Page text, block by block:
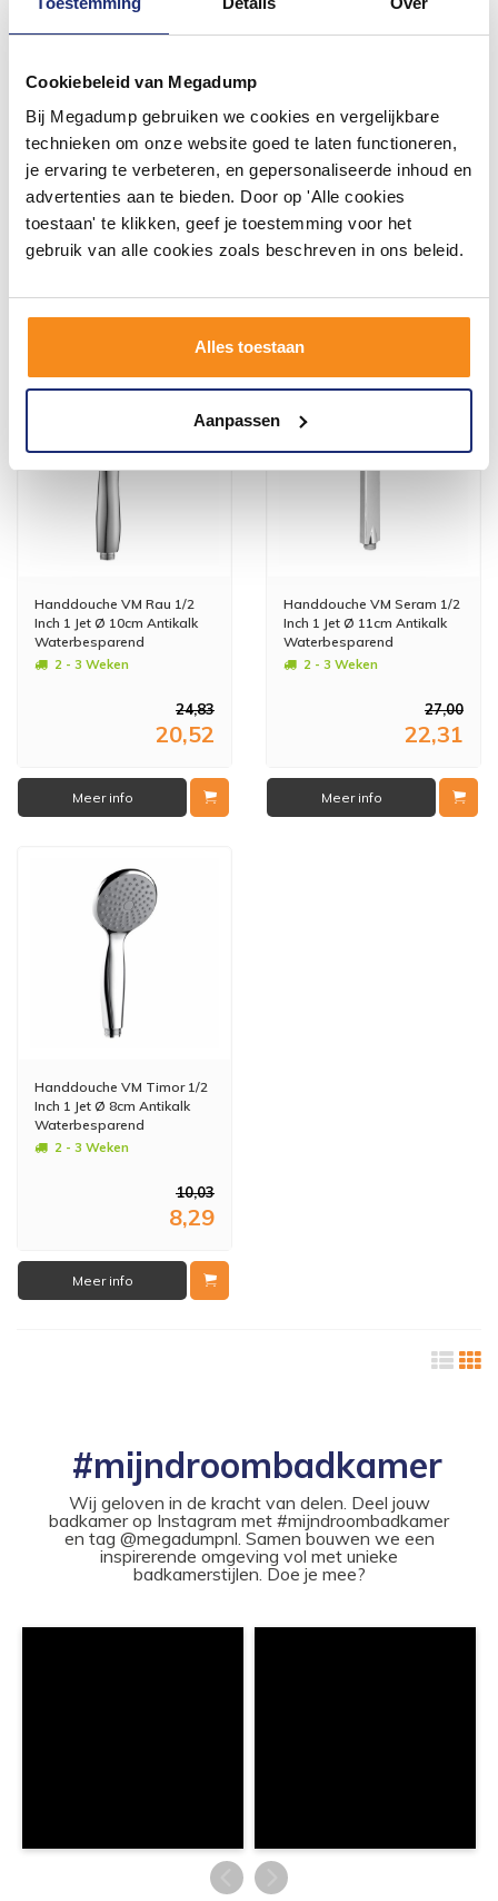
Cookiebeleid van Megadump
Bij Megadump gebruiken we cookies en vergelijkbare
technieken om onze website goed te laten functioneren,
je ervaring te verbeteren, en gepersonaliseerde inhoud en
advertenties aan te bieden. Door op 'Alle cookies
toestaan' te klikken, geef je toestemming voor het
gebruik van alle cookies zoals beschreven in ons beleid.
Alles toestaan
Aanpassen
Hoofddouche VM Biak 1/2
Inch 1 Stand Ø 23cm
Wit/Chroom
2 - 3 Weken
33,64
27,80
Meer info
Handdouche VM Kepa 1/2
Inch 5 Standen Ø 12cm
2 - 3 Weken
30,31
Meer info
Handdouche VM Rau 1/2
Inch 1 Jet Ø 10cm Antikalk
Waterbesparend
2 - 3 Weken
24,83
20,52
Meer info
Handdouche VM Seram 1/2
Inch 1 Jet Ø 11cm Antikalk
Waterbesparend
2 - 3 Weken
27,00
22,31
Meer info
Handdouche VM Timor 1/2
Inch 1 Jet Ø 8cm Antikalk
Waterbesparend
2 - 3 Weken
10,03
8,29
Meer info
#mijndroombadkamer
Wij geloven in de kracht van delen. Deel jouw
badkamer op Instagram met #mijndroombadkamer
en tag @megadumpnl. Samen bouwen we een
inspirerende omgeving vol met unieke
badkamerstijlen. Doe je mee?